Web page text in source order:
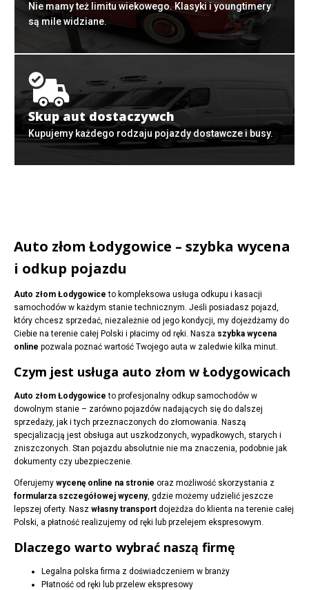
Nie mamy też limitu wiekowego. Klasyki i youngtimery
są mile widziane.
Skup aut dostaczywch
Kupujemy każdego rodzaju pojazdy dostawcze i busy.
Auto złom Łodygowice – szybka wycena
i odkup pojazdu
Auto złom Łodygowice to kompleksowa usługa odkupu i kasacji
samochodów w każdym stanie technicznym. Jeśli posiadasz pojazd,
który chcesz sprzedać, niezależnie od jego kondycji, my dojeżdżamy do
Ciebie na terenie całej Polski i płacimy od ręki. Nasza szybka wycena
online pozwala poznać wartość Twojego auta w zaledwie kilka minut.
Czym jest usługa auto złom w Łodygowicach
Auto złom Łodygowice to profesjonalny odkup samochodów w
dowolnym stanie – zarówno pojazdów nadających się do dalszej
sprzedaży, jak i tych przeznaczonych do złomowania. Naszą
specjalizacją jest obsługa aut uszkodzonych, wypadkowych, starych i
zniszczonych. Stan pojazdu absolutnie nie ma znaczenia, podobnie jak
dokumenty czy ubezpieczenie.
Oferujemy wycenę online na stronie oraz możliwość skorzystania z
formularza szczegółowej wyceny, gdzie możemy udzielić jeszcze
lepszej oferty. Nasz własny transport dojeżdża do klienta na terenie całej
Polski, a płatność realizujemy od ręki lub przelejem ekspresowym.
Dlaczego warto wybrać naszą firmę
Legalna polska firma z doświadczeniem w branży
Płatność od ręki lub przelew ekspresowy